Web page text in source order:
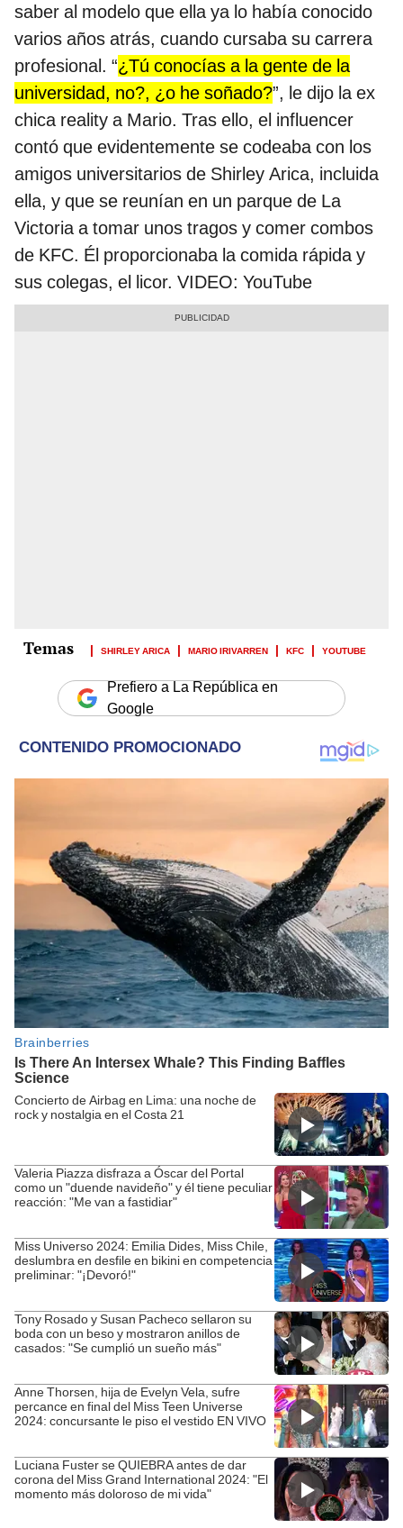
saber al modelo que ella ya lo había conocido
varios años atrás, cuando cursaba su carrera
profesional. “¿Tú conocías a la gente de la
universidad, no?, ¿o he soñado?”, le dijo la ex
chica reality a Mario. Tras ello, el influencer
contó que evidentemente se codeaba con los
amigos universitarios de Shirley Arica, incluida
ella, y que se reunían en un parque de La
Victoria a tomar unos tragos y comer combos
de KFC. Él proporcionaba la comida rápida y
sus colegas, el licor. VIDEO: YouTube
SHIRLEY ARICA MARIO IRIVARREN KFC YOUTUBE
Prefiero a La República en
Google
Concierto de Airbag en Lima: una noche de
rock y nostalgia en el Costa 21
Valeria Piazza disfraza a Óscar del Portal
como un "duende navideño" y él tiene peculiar
reacción: "Me van a fastidiar"
Miss Universo 2024: Emilia Dides, Miss Chile,
deslumbra en desfile en bikini en competencia
preliminar: "¡Devoró!"
Tony Rosado y Susan Pacheco sellaron su
boda con un beso y mostraron anillos de
casados: "Se cumplió un sueño más"
Anne Thorsen, hija de Evelyn Vela, sufre
percance en final del Miss Teen Universe
2024: concursante le piso el vestido EN VIVO
Luciana Fuster se QUIEBRA antes de dar
corona del Miss Grand International 2024: "El
momento más doloroso de mi vida"